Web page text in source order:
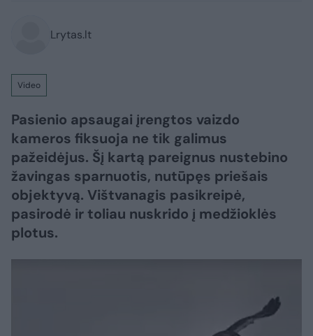
Lrytas.lt
Video
Pasienio apsaugai įrengtos vaizdo
kameros fiksuoja ne tik galimus
pažeidėjus. Šį kartą pareignus nustebino
žavingas sparnuotis, nutūpęs priešais
objektyvą. Vištvanagis pasikreipė,
pasirodė ir toliau nuskrido į medžioklės
plotus.